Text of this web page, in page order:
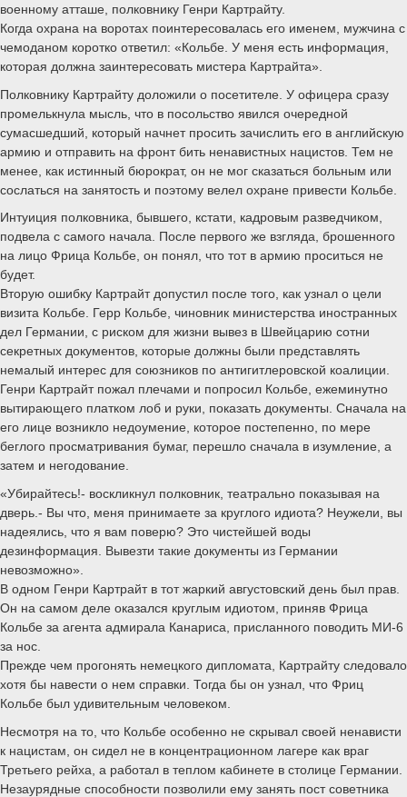
военному атташе, полковнику Генри Картрайту.
Когда охрана на воротах поинтересовалась его именем, мужчина с
чемоданом коротко ответил: «Кольбе. У меня есть информация,
которая должна заинтересовать мистера Картрайта».
Полковнику Картрайту доложили о посетителе. У офицера сразу
промелькнула мысль, что в посольство явился очередной
сумасшедший, который начнет просить зачислить его в английскую
армию и отправить на фронт бить ненавистных нацистов. Тем не
менее, как истинный бюрократ, он не мог сказаться больным или
сослаться на занятость и поэтому велел охране привести Кольбе.
Интуиция полковника, бывшего, кстати, кадровым разведчиком,
подвела с самого начала. После первого же взгляда, брошенного
на лицо Фрица Кольбе, он понял, что тот в армию проситься не
будет.
Вторую ошибку Картрайт допустил после того, как узнал о цели
визита Кольбе. Герр Кольбе, чиновник министерства иностранных
дел Германии, с риском для жизни вывез в Швейцарию сотни
секретных документов, которые должны были представлять
немалый интерес для союзников по антигитлеровской коалиции.
Генри Картрайт пожал плечами и попросил Кольбе, ежеминутно
вытирающего платком лоб и руки, показать документы. Сначала на
его лице возникло недоумение, которое постепенно, по мере
беглого просматривания бумаг, перешло сначала в изумление, а
затем и негодование.
«Убирайтесь!- воскликнул полковник, театрально показывая на
дверь.- Вы что, меня принимаете за круглого идиота? Неужели, вы
надеялись, что я вам поверю? Это чистейшей воды
дезинформация. Вывезти такие документы из Германии
невозможно».
В одном Генри Картрайт в тот жаркий августовский день был прав.
Он на самом деле оказался круглым идиотом, приняв Фрица
Кольбе за агента адмирала Канариса, присланного поводить МИ-6
за нос.
Прежде чем прогонять немецкого дипломата, Картрайту следовало
хотя бы навести о нем справки. Тогда бы он узнал, что Фриц
Кольбе был удивительным человеком.
Несмотря на то, что Кольбе особенно не скрывал своей ненависти
к нацистам, он сидел не в концентрационном лагере как враг
Третьего рейха, а работал в теплом кабинете в столице Германии.
Незаурядные способности позволили ему занять пост советника